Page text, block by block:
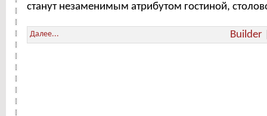
станут незаменимым атрибутом гостиной,
Далее... Builder